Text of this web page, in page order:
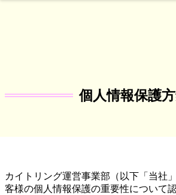
個人情報保護
カイトリング運営事業部（以下「当社
客様の個人情報保護の重要性について